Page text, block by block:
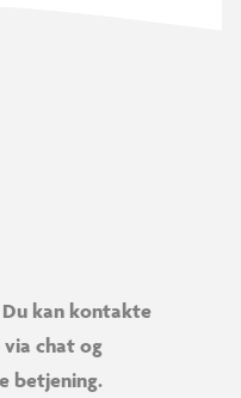
kan kontakte
chat og
betjening.